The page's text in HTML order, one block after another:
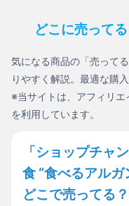
どこに売って
気になる商品の「売って
りやすく解説。最適な購
※当サイトは、アフィリエ
を利用しています。
「ショップチ
食 “食べるアル
どこで売ってる